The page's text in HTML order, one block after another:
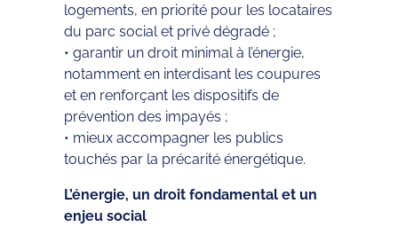
logements, en priorité pour les locataires
du parc social et privé dégradé ;
• garantir un droit minimal à l’énergie,
notamment en interdisant les coupures
et en renforçant les dispositifs de
prévention des impayés ;
• mieux accompagner les publics
touchés par la précarité énergétique.
L’énergie, un droit fondamental et un
enjeu social